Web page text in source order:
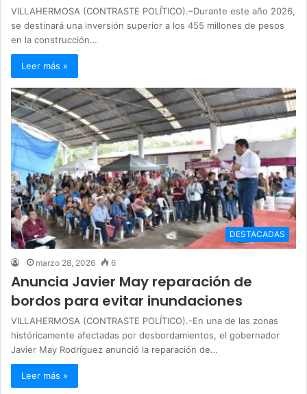
VILLAHERMOSA (CONTRASTE POLÍTICO).–Durante este año 2026,
se destinará una inversión superior a los 455 millones de pesos
en la construcción…
Leer más »
DESTACADAS
marzo 28, 2026 6
Anuncia Javier May reparación de
bordos para evitar inundaciones
VILLAHERMOSA (CONTRASTE POLÍTICO).-En una de las zonas
históricamente afectadas por desbordamientos, el gobernador
Javier May Rodríguez anunció la reparación de…
Leer más »